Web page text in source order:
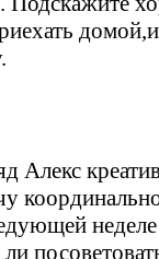
Алекс